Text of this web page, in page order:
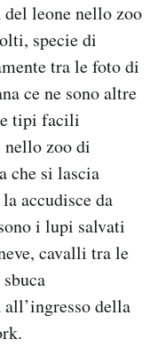
del leone nello zoo
specie di
tra le foto di
ce ne sono altre
tipi facili
nello zoo di
che si lascia
accudisce da
i lupi salvati
cavalli tra le
all’ingresso della